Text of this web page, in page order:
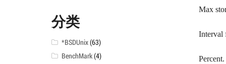
Max
Interval
分类
*BSDUnix(63)
BenchMark(4)